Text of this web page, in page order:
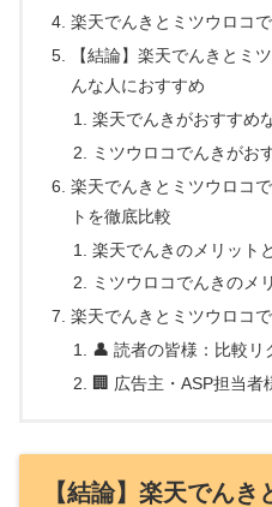
楽天でんきとミツウロコ
【結論】楽天でんきとミ
んな人におすすめ
楽天でんきがおすすめ
ミツウロコでんきがお
楽天でんきとミツウロコ
トを徹底比較
楽天でんきのメリット
ミツウロコでんきのメ
楽天でんきとミツウロコ
👤 読者の皆様：比較リ
🏢 広告主・ASP担当者
【結論】楽天でん